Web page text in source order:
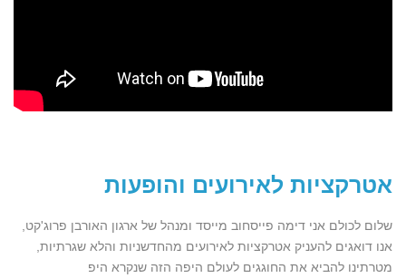
אטרקציות לאירועים והופעות
שלום לכולם אני דימה פייסחוב מייסד ומנהל של ארגון האורבן פרוג'קט,
אנו דואגים להעניק אטרקציות לאירועים מהחדשניות והלא שגרתיות,
מטרתינו להביא את החוגגים לעולם היפה הזה שנקרא היפ